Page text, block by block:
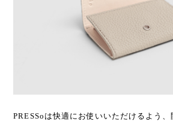
PRESSoは快適にお使いいただけるよう